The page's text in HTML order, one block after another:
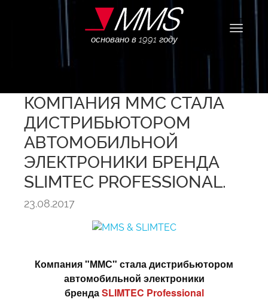
основано в 1991 году
КОМПАНИЯ ММС СТАЛА
ДИСТРИБЬЮТОРОМ
АВТОМОБИЛЬНОЙ
ЭЛЕКТРОНИКИ БРЕНДА
SLIMTEC PROFESSIONAL.
23.08.2017
Компания "ММС" стала дистрибьютором
автомобильной электроники
брендаSLIMTEC Professional